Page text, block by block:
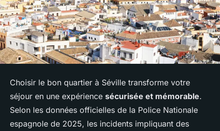
Choisir le bon quartier à Séville transforme votre
séjour en une expérience sécurisée et mémorable.
Selon les données officielles de la Police Nationale
espagnole de 2025, les incidents impliquant des